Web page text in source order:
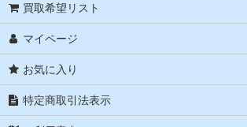
買取希望リスト
マイページ
お気に入り
特定商取引法表示